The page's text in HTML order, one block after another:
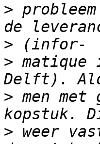
>
>
> matique
> men
> weer